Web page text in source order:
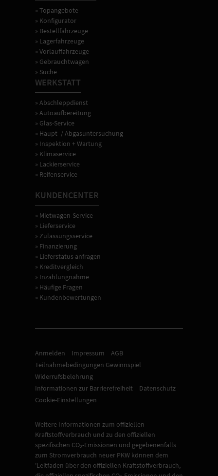
» Topangebote
» Konfigurator
» Bestellfahrzeuge
» Lagerfahrzeuge
» Vorlauffahrzeuge
» Gebrauchtwagen
» Suche
WERKSTATT
» Abschleppdienst
» Autoaufbereitung
» Glas-Service
» Haupt- / Abgasuntersuchung
» Inspektion + Wartung
» Klimaservice
» Lackierservice
» Reifenservice
KUNDENCENTER
» Mietwagen-Service
» Lieferservice
» Zulassungsservice
» Finanzierung
» Lieferstatus anfragen
» Kreditvergleich
» Inzahlungnahme
» Häufige Fragen
» Kundenbewertungen
Anmelden Impressum
AGB
Teilnahmebedingungen Gewinnspiel
Widerrufsbelehrung
Informationen zur Barrierefreiheit
Datenschutz
Cookie-Einstellungen
Weitere Informationen zum offiziellen
Kraftstoffverbrauch und zu den offiziellen
spezifischen CO2-Emissionen und gegebenenfalls
zum Stromverbrauch neuer PKW können dem
'Leitfaden über den offiziellen Kraftstoffverbrauch,